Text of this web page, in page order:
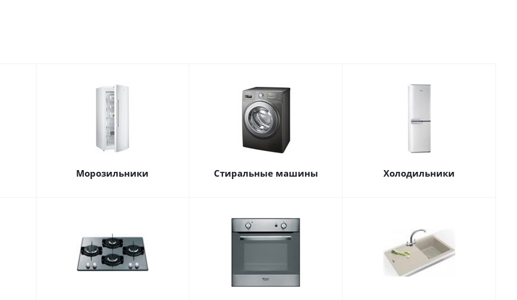
Морозильники Стиральные машины Холодильники